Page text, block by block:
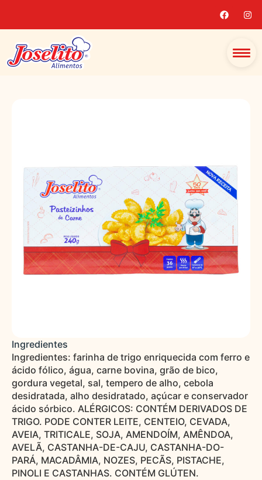
Ingredientes
Ingredientes: farinha de trigo enriquecida com ferro e
ácido fólico, água, carne bovina, grão de bico,
gordura vegetal, sal, tempero de alho, cebola
desidratada, alho desidratado, açúcar e conservador
ácido sórbico. ALÉRGICOS: CONTÉM DERIVADOS DE
TRIGO. PODE CONTER LEITE, CENTEIO, CEVADA,
AVEIA, TRITICALE, SOJA, AMENDOÍM, AMÊNDOA,
AVELÃ, CASTANHA-DE-CAJU, CASTANHA-DO-
PARÁ, MACADÂMIA, NOZES, PECÃS, PISTACHE,
PINOLI E CASTANHAS. CONTÉM GLÚTEN.